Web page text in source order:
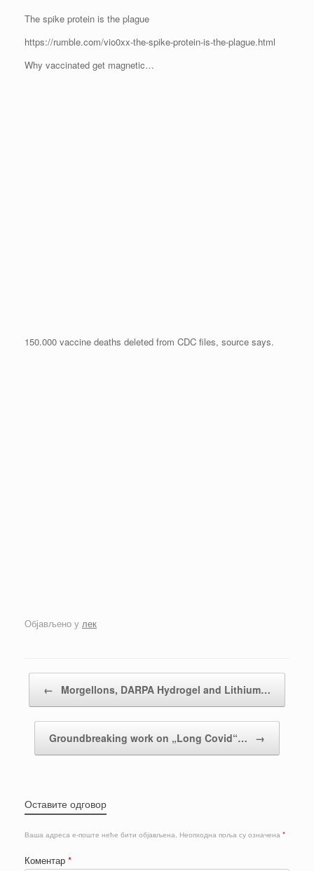
The spike protein is the plague
https://rumble.com/vio0xx-the-spike-protein-is-the-plague.html
Why vaccinated get magnetic…
150.000 vaccine deaths deleted from CDC files, source says.
Објављено у лек
← Morgellons, DARPA Hydrogel and Lithium…
Groundbreaking work on „Long Covid“… →
Оставите одговор
Ваша адреса е-поште неће бити објављена. Неопходна поља су означена *
Коментар *